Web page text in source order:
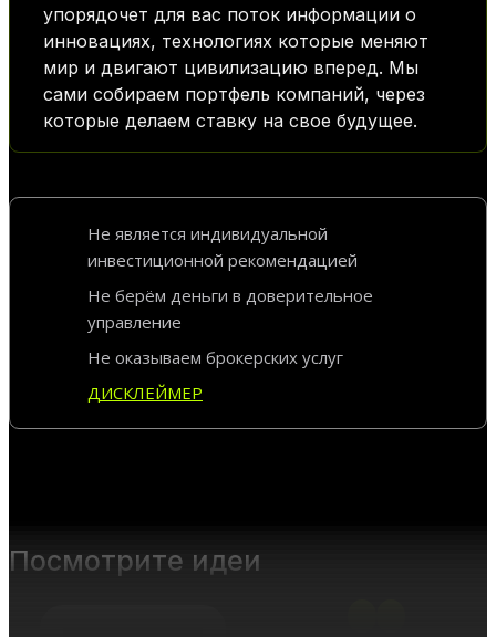
упорядочет для вас поток информации о
инновациях, технологиях которые меняют
мир и двигают цивилизацию вперед. Мы
сами собираем портфель компаний, через
которые делаем ставку на свое будущее.
Не является индивидуальной
инвестиционной рекомендацией
Не берём деньги в доверительное
управление
Не оказываем брокерских услуг
ДИСКЛЕЙМЕР
Посмотрите идеи